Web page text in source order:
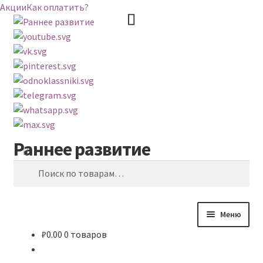
АкцииКак оплатить?
Перейти
к
навигации
Перейти
к
содержимому
Раннее развитие
Поиск
Меню
₽0.00 0 товаров